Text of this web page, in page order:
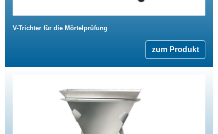
V-Trichter für die Mörtelprüfung
zum Produkt